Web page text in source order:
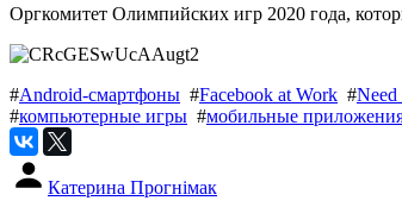
Оргкомитет Олимпийских игр 2020 года,
#Android-смартфоны #Facebook at Work #Need
#компьютерные игры #мобильные
Катерина Прогнімак